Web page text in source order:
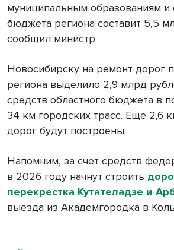
муниципальным образованиям и
бюджета региона составит 5,5
сообщил министр.
Новосибирску на ремонт дорог
региона выделило 2,9 млрд
средств областного бюджета в
34 км городских трасс. Еще 2,6
дорог будут построены.
Напомним, за счет средств
в 2026 году начнут строить
перекрестка Кутателадзе и
выезда из Академгородка в